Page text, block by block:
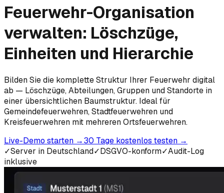
Feuerwehr-Organisation
verwalten: Löschzüge,
Einheiten und Hierarchie
Bilden Sie die komplette Struktur Ihrer Feuerwehr digital
ab — Löschzüge, Abteilungen, Gruppen und Standorte in
einer übersichtlichen Baumstruktur. Ideal für
Gemeindefeuerwehren, Stadtfeuerwehren und
Kreisfeuerwehren mit mehreren Ortsfeuerwehren.
Live-Demo starten →30 Tage kostenlos testen →
✓Server in Deutschland✓DSGVO-konform✓Audit-Log
inklusive